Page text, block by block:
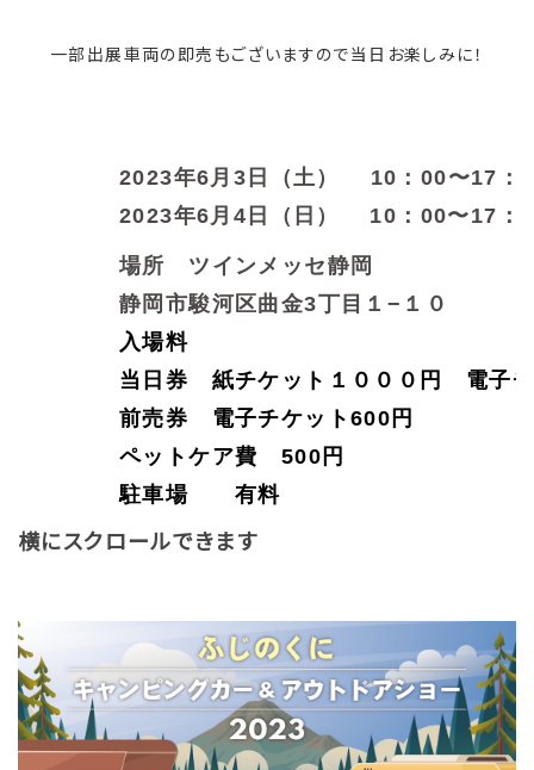
一部出展車両の即売もございますので当日お楽しみに！
2023年6月3日（土） 10：00〜17：
2023年6月4日（日） 10：00〜17：
場所 ツインメッセ静岡
静岡市駿河区曲金3丁目１−１０
入場料
当日券 紙チケット１０００円 電子
前売券 電子チケット600円
ペットケア費 500円
駐車場 有料
横にスクロールできます